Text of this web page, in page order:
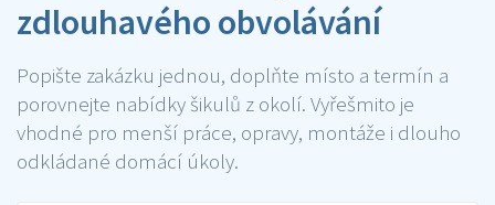
zdlouhavého obvolávání
Popište zakázku jednou, doplňte místo a termín a
porovnejte nabídky šikulů z okolí. Vyřešmito je
vhodné pro menší práce, opravy, montáže i dlouho
odkládané domácí úkoly.